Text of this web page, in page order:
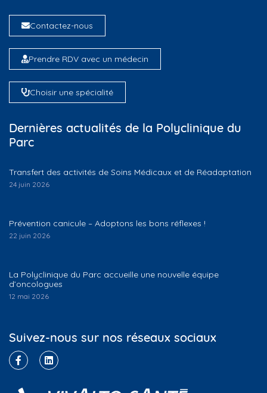
Contactez-nous
Prendre RDV avec un médecin
Choisir une spécialité
Dernières actualités de la Polyclinique du
Parc
Transfert des activités de Soins Médicaux et de Réadaptation
24 juin 2026
Prévention canicule – Adoptons les bons réflexes !
22 juin 2026
La Polyclinique du Parc accueille une nouvelle équipe
d’oncologues
12 mai 2026
Suivez-nous sur nos réseaux sociaux